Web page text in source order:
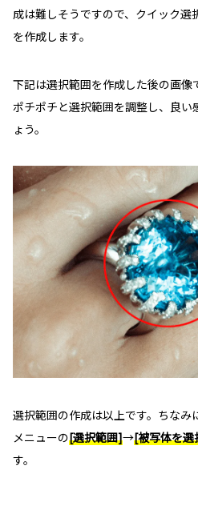
成は難しそうですので、クイック選
を作成します。
下記は選択範囲を作成した後の画像
ポチポチと選択範囲を調整し、良い
ょう。
選択範囲の作成は以上です。ちなみ
メニューの[選択範囲]→[被写体を選
す。